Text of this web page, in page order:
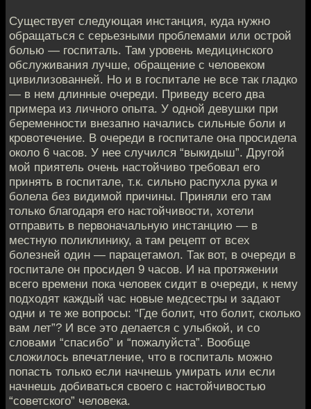
Существует следующая инстанция, куда нужно
обращаться с серьезными проблемами или острой
болью — госпиталь. Там уровень медицинского
обслуживания лучше, обращение с человеком
цивилизованней. Но и в госпитале не все так гладко
— в нем длинные очереди. Приведу всего два
примера из личного опыта. У одной девушки при
беременности внезапно начались сильные боли и
кровотечение. В очереди в госпитале она просидела
около 6 часов. У нее случился “выкидыш”. Другой
мой приятель очень настойчиво требовал его
принять в госпитале, т.к. сильно распухла рука и
болела без видимой причины. Приняли его там
только благодаря его настойчивости, хотели
отправить в первоначальную инстанцию — в
местную поликлинику, а там рецепт от всех
болезней один — парацетамол. Так вот, в очереди в
госпитале он просидел 9 часов. И на протяжении
всего времени пока человек сидит в очереди, к нему
подходят каждый час новые медсестры и задают
одни и те же вопросы: “Где болит, что болит, сколько
вам лет”? И все это делается с улыбкой, и со
словами “спасибо” и “пожалуйста”. Вообще
сложилось впечатление, что в госпиталь можно
попасть только если начнешь умирать или если
начнешь добиваться своего с настойчивостью
“советского” человека.